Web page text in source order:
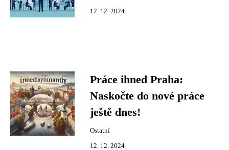
12. 12. 2024
Práce ihned Praha:
Naskočte do nové práce
ještě dnes!
Ostatní
12. 12. 2024